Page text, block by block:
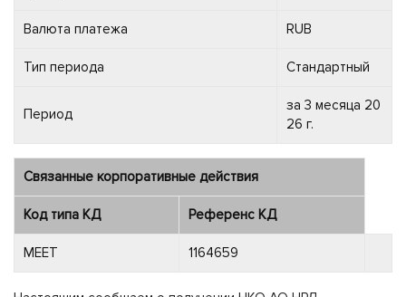
Валюта платежа RUB
Тип периода Стандартный
Период
за 3 месяца 20
26 г.
Связанные корпоративные действия
Код типа КД Референс КД
MEET 1164659